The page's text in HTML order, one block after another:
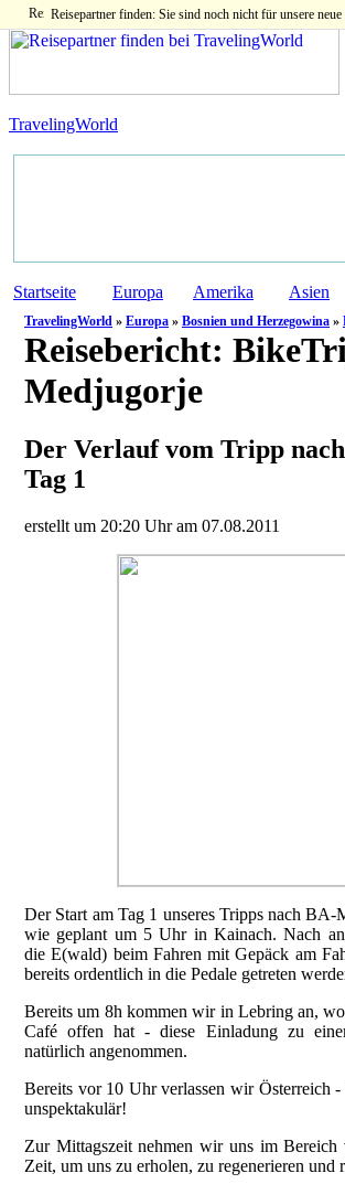
Reisepartner finden: Sie sind noch nicht für unsere
TravelingWorld
Startseite Europa Amerika Asien
TravelingWorld » Europa » Bosnien und Herzegowina »
Reisebericht:
Medjugorje
Der Verlauf vom Tripp
Tag 1
erstellt um 20:20 Uhr am 07.08.2011
Der Start am Tag 1 unseres Tripps nach
wie geplant um 5 Uhr in Kainach. Nach
die E(wald) beim Fahren mit Gepäck am
bereits ordentlich in die Pedale getreten
Bereits um 8h kommen wir in Lebring an,
Café offen hat - diese Einladung zu
natürlich angenommen.
Bereits vor 10 Uhr verlassen wir Österreich
unspektakulär!
Zur Mittagszeit nehmen wir uns im Bereich
Zeit, um uns zu erholen, zu regenerieren und